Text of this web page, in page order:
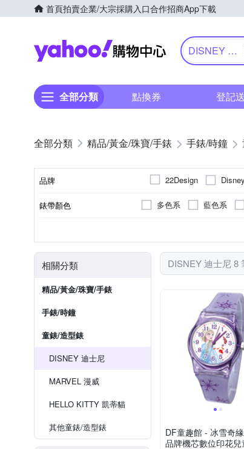
首頁拍賣企業/大宗採購入口合作招商App下載
Yahoo購物中心
DISNEY 迪
全部分類 點換券 登記送
精品/黃金/珠寶/手錶 手錶/時鐘
品牌 22Design
錶帶顏色 多色系 藍色系
相關分類
精品/黃金/珠寶/手錶
手錶/時鐘
童錶/造型錶
DISNEY 迪士尼
MARVEL 漫威
HELLO KITTY 凱蒂貓
其他童錶/造型錶
DISNEY 迪士尼 8
DF童趣館 - 冰雪奇
品牌機芯數位印花兒